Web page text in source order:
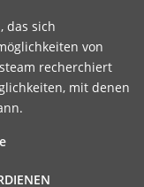
das sich
von
recherchiert
mit denen